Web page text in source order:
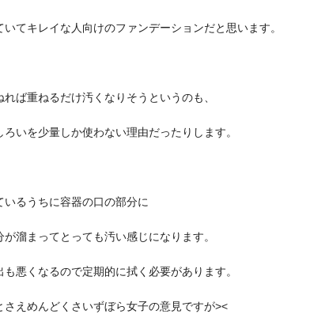
いてキレイな人向けのファンデーションだと思います。
れば重ねるだけ汚くなりそうというのも、
ろいを少量しか使わない理由だったりします。
いるうちに容器の口の部分に
が溜まってとっても汚い感じになります。
も悪くなるので定期的に拭く必要があります。
えめんどくさいずぼら女子の意見ですが><